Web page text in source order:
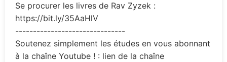
Se procurer les livres de Rav Zyzek :
https://bit.ly/35AaHlV
-------------------------------
Soutenez simplement les études en vous abonnant
à la chaîne Youtube ! : lien de la chaîne